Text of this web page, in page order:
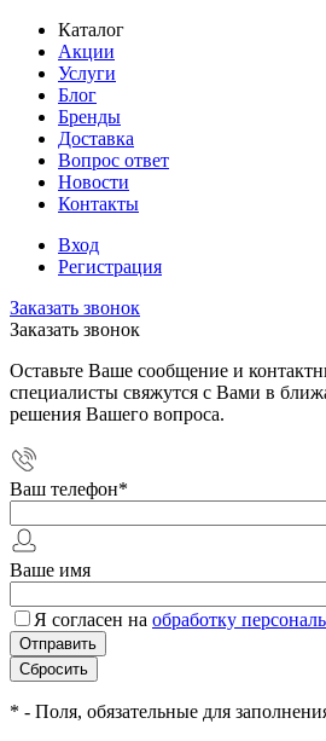
Каталог
Акции
Услуги
Блог
Бренды
Доставка
Вопрос ответ
Новости
Контакты
Вход
Регистрация
Заказать звонок
Заказать звонок
Оставьте Ваше сообщение и
специалисты свяжутся с Вами в
решения Вашего вопроса.
Ваш телефон*
Ваше имя
Я согласен на обработку
* - Поля, обязательные для